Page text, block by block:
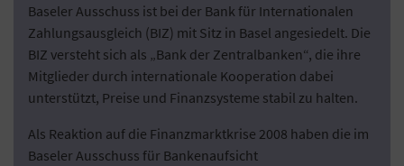
Baseler Ausschuss ist bei der Bank für Internationalen
Zahlungsausgleich (BIZ) mit Sitz in Basel angesiedelt. Die
BIZ versteht sich als „Bank der Zentralbanken“, die ihre
Mitglieder durch internationale Kooperation dabei
unterstützt, Preise und Finanzsysteme stabil zu halten.
Als Reaktion auf die Finanzmarktkrise 2008 haben die im
Baseler Ausschuss für Bankenaufsicht